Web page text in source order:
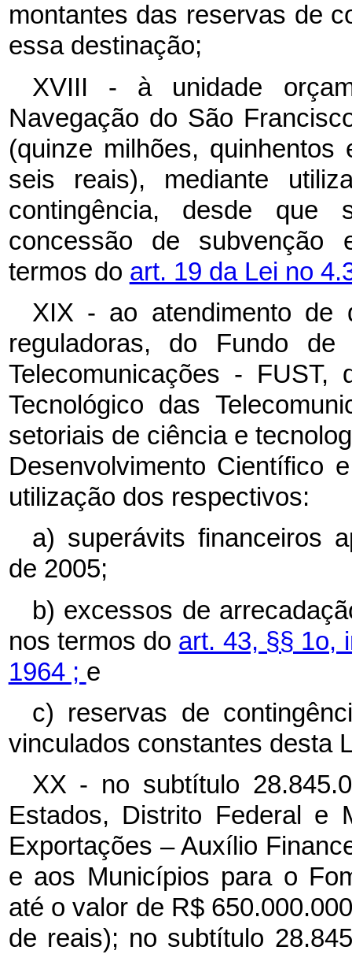
montantes das reservas de
essa destinação;
XVIII - à unidade
Navegação do São
(quinze milhões,
seis reais), mediante
contingência, desde que
concessão de subvenção
termos do art. 19 da Lei no
XIX - ao atendimento de
reguladoras, do Fundo de
Telecomunicações - FUST,
Tecnológico das
setoriais de ciência e
Desenvolvimento Científico
utilização dos respectivos:
a) superávits financeiros
de 2005;
b) excessos de
nos termos do art. 43, §§ 1o,
1964 ; e
c) reservas de
vinculados constantes desta
XX - no subtítulo
Estados, Distrito Federal e
Exportações – Auxílio
e aos Municípios para o
até o valor de R$
de reais); no subtítulo